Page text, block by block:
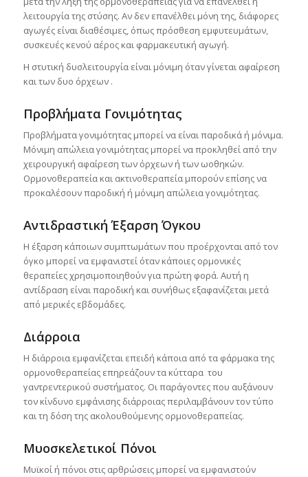
λειτουργία της στύσης. Αν δεν επανέλθει μόνη της, διάφορες
αγωγές είναι διαθέσιμες, όπως πρόσθεση εμφυτευμάτων,
συσκευές κενού αέρος και φαρμακευτική αγωγή.
Η στυτική δυσλειτουργία είναι μόνιμη όταν γίνεται αφαίρεση
και των δυο όρχεων .
Προβλήματα Γονιμότητας
Προβλήματα γονιμότητας μπορεί να είναι παροδικά ή μόνιμα.
Μόνιμη απώλεια γονιμότητας μπορεί να προκληθεί από την
χειρουργική αφαίρεση των όρχεων ή των ωοθηκών.
Ορμονοθεραπεία και ακτινοθεραπεία μπορούν επίσης να
προκαλέσουν παροδική ή μόνιμη απώλεια γονιμότητας.
Αντιδραστική Έξαρση Όγκου
Η έξαρση κάποιων συμπτωμάτων που προέρχονται από τον
όγκο μπορεί να εμφανιστεί όταν κάποιες ορμονικές
θεραπείες χρησιμοποιηθούν για πρώτη φορά. Αυτή η
αντίδραση είναι παροδική και συνήθως εξαφανίζεται μετά
από μερικές εβδομάδες.
Διάρροια
Η διάρροια εμφανίζεται επειδή κάποια από τα φάρμακα της
ορμονοθεραπείας επηρεάζουν τα κύτταρα του
γαντρεντερικού συστήματος. Οι παράγοντες που αυξάνουν
τον κίνδυνο εμφάνισης διάρροιας περιλαμβάνουν τον τύπο
και τη δόση της ακολουθούμενης ορμονοθεραπείας.
Μυοσκελετικοί Πόνοι
Μυϊκοί ή πόνοι στις αρθρώσεις μπορεί να εμφανιστούν